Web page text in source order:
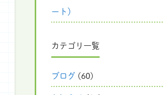
ート）
カテゴリ一覧
ブログ (60)